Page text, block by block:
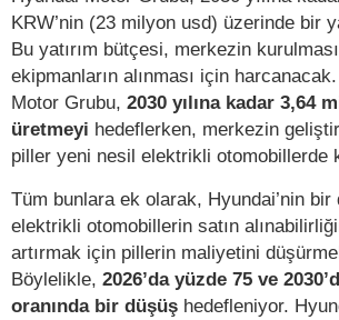
KRW’nin (23 milyon usd) üzerinde bir
Bu yatırım bütçesi, merkezin
ekipmanların alınması için
Motor Grubu, 2030 yılına kadar 3,64
üretmeyi hedeflerken, merkezin
piller yeni nesil elektrikli otomobillerde
Tüm bunlara ek olarak, Hyundai’nin
elektrikli otomobillerin satın
artırmak için pillerin maliyetini
Böylelikle, 2026’da yüzde 75 ve
oranında bir düşüş hedefleniyor.